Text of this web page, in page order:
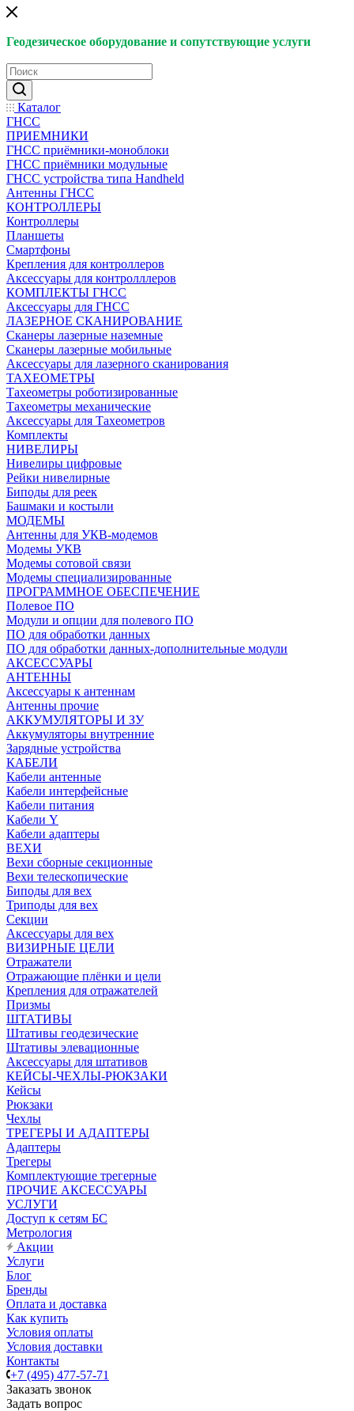
Геодезическое оборудование и сопутствующие услуги
Каталог
ГНСС
ПРИЕМНИКИ
ГНСС приёмники-моноблоки
ГНСС приёмники модульные
ГНСС устройства типа Handheld
Антенны ГНСС
КОНТРОЛЛЕРЫ
Контроллеры
Планшеты
Смартфоны
Крепления для контроллеров
Аксессуары для контролллеров
КОМПЛЕКТЫ ГНСС
Аксессуары для ГНСС
ЛАЗЕРНОЕ СКАНИРОВАНИЕ
Сканеры лазерные наземные
Сканеры лазерные мобильные
Аксессуары для лазерного сканирования
ТАХЕОМЕТРЫ
Тахеометры роботизированные
Тахеометры механические
Аксессуары для Тахеометров
Комплекты
НИВЕЛИРЫ
Нивелиры цифровые
Рейки нивелирные
Биподы для реек
Башмаки и костыли
МОДЕМЫ
Антенны для УКВ-модемов
Модемы УКВ
Модемы сотовой связи
Модемы специализированные
ПРОГРАММНОЕ ОБЕСПЕЧЕНИЕ
Полевое ПО
Модули и опции для полевого ПО
ПО для обработки данных
ПО для обработки данных-дополнительные модули
АКСЕССУАРЫ
АНТЕННЫ
Аксессуары к антеннам
Антенны прочие
АККУМУЛЯТОРЫ И ЗУ
Аккумуляторы внутренние
Зарядные устройства
КАБЕЛИ
Кабели антенные
Кабели интерфейсные
Кабели питания
Кабели Y
Кабели адаптеры
ВЕХИ
Вехи сборные секционные
Вехи телескопические
Биподы для вех
Триподы для вех
Секции
Аксессуары для вех
ВИЗИРНЫЕ ЦЕЛИ
Отражатели
Отражающие плёнки и цели
Крепления для отражателей
Призмы
ШТАТИВЫ
Штативы геодезические
Штативы элевационные
Аксессуары для штативов
КЕЙСЫ-ЧЕХЛЫ-РЮКЗАКИ
Кейсы
Рюкзаки
Чехлы
ТРЕГЕРЫ И АДАПТЕРЫ
Адаптеры
Трегеры
Комплектующие трегерные
ПРОЧИЕ АКСЕССУАРЫ
УСЛУГИ
Доступ к сетям БС
Метрология
Акции
Услуги
Блог
Бренды
Оплата и доставка
Как купить
Условия оплаты
Условия доставки
Контакты
+7 (495) 477-57-71
Заказать звонок
Задать вопрос